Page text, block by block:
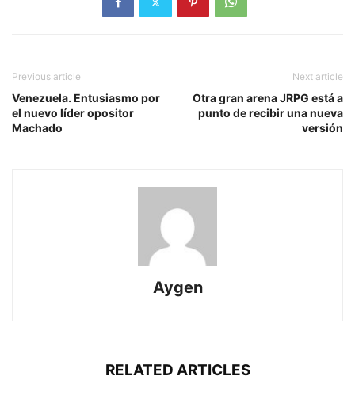
Previous article
Venezuela. Entusiasmo por
el nuevo líder opositor
Machado
Next article
Otra gran arena JRPG está a
punto de recibir una nueva
versión
Aygen
RELATED ARTICLES